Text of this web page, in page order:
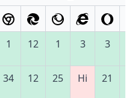
1 12 1 3 3
34 12 25 Ні 21